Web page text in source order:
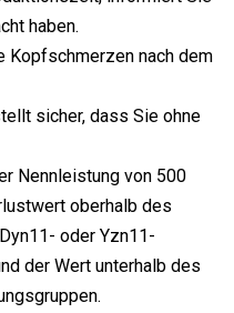
haben.
Kopfschmerzen nach dem
sicher, dass Sie ohne
Nennleistung von 500
oberhalb des
oder Yzn11-
der Wert unterhalb des